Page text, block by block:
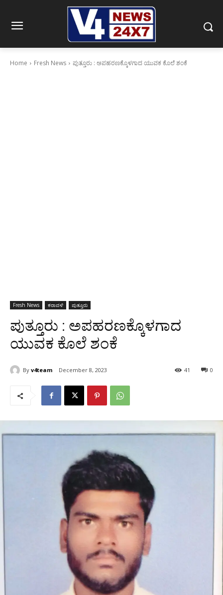
Home Fresh News ಪುತ್ತೂರು : ಅಪಹರಣಕ್ಕೊಳಗಾದ ಯುವಕ ಕೊಲೆ ಶಂಕೆ
Fresh News ಕರಾವಳಿ ಪುತ್ತೂರು
ಪುತ್ತೂರು : ಅಪಹರಣಕ್ಕೊಳಗಾದ
ಯುವಕ ಕೊಲೆ ಶಂಕೆ
By v4team December 8, 2023 0
41